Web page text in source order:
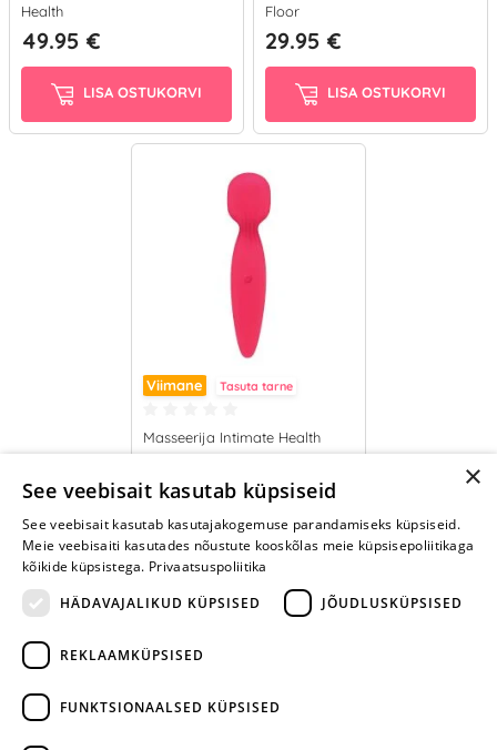
Health
49.95 €
LISA OSTUKORVI
Floor
29.95 €
LISA OSTUKORVI
Viimane Tasuta tarne
Masseerija Intimate Health
49.95 €
LISA OSTUKORVI
×
See veebisait kasutab küpsiseid
See veebisait kasutab kasutajakogemuse parandamiseks küpsiseid.
Meie veebisaiti kasutades nõustute kooskõlas meie küpsisepoliitikaga
kõikide küpsistega. Privaatsuspoliitika
HÄDAVAJALIKUD KÜPSISED
JÕUDLUSKÜPSISED
REKLAAMKÜPSISED
FUNKTSIONAALSED KÜPSISED